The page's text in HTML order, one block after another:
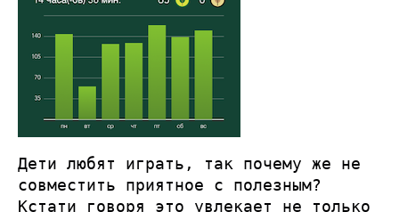
Дети любят играть, так почему же не
совместить приятное с полезным?
Кстати говоря это увлекает не только